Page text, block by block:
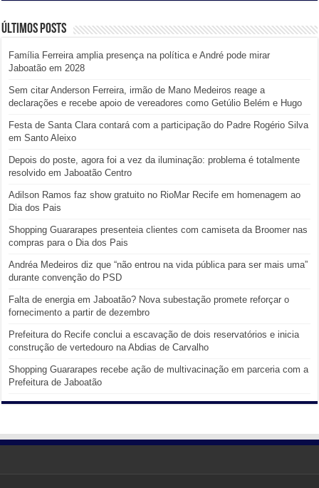
Últimos posts
Família Ferreira amplia presença na política e André pode mirar
Jaboatão em 2028
Sem citar Anderson Ferreira, irmão de Mano Medeiros reage a
declarações e recebe apoio de vereadores como Getúlio Belém e Hugo
Festa de Santa Clara contará com a participação do Padre Rogério Silva
em Santo Aleixo
Depois do poste, agora foi a vez da iluminação: problema é totalmente
resolvido em Jaboatão Centro
Adilson Ramos faz show gratuito no RioMar Recife em homenagem ao
Dia dos Pais
Shopping Guararapes presenteia clientes com camiseta da Broomer nas
compras para o Dia dos Pais
Andréa Medeiros diz que “não entrou na vida pública para ser mais uma”
durante convenção do PSD
Falta de energia em Jaboatão? Nova subestação promete reforçar o
fornecimento a partir de dezembro
Prefeitura do Recife conclui a escavação de dois reservatórios e inicia
construção de vertedouro na Abdias de Carvalho
Shopping Guararapes recebe ação de multivacinação em parceria com a
Prefeitura de Jaboatão